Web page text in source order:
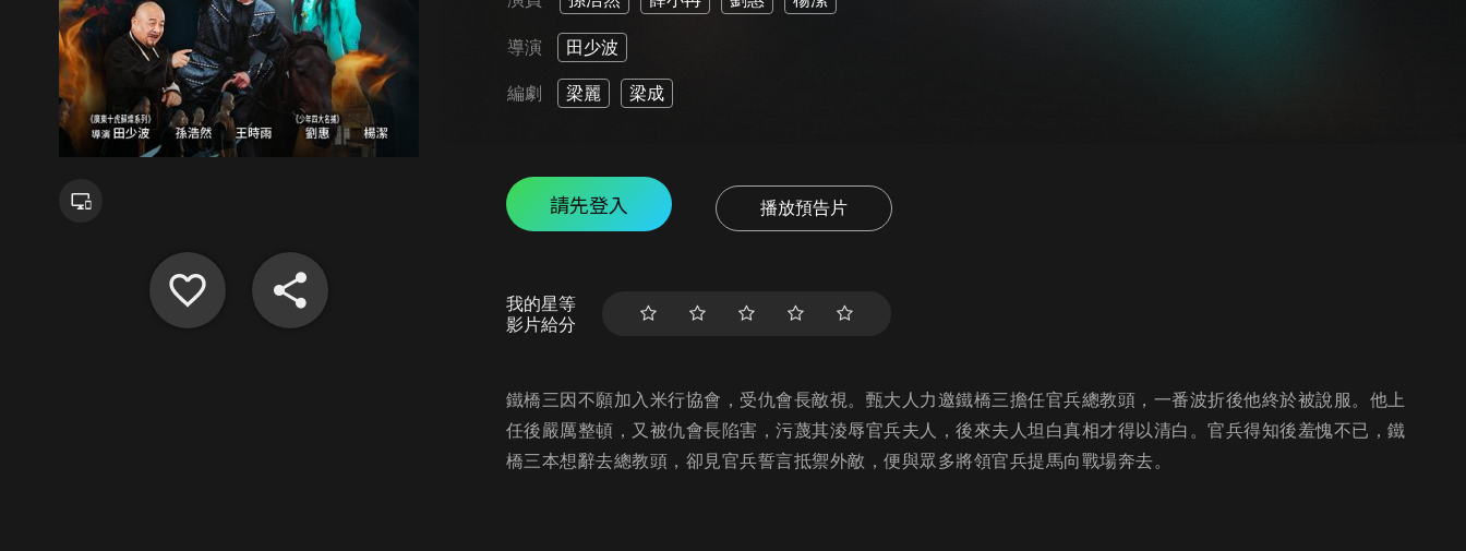
導演 田少波
編劇 梁麗 梁成
請先登入 播放預告片
我的星等
影片給分
鐵橋三因不願加入米行協會，受仇會長敵視。甄大人力邀鐵橋三擔任官兵總教頭，一番波折後他終於被說服。他上
任後嚴厲整頓，又被仇會長陷害，污蔑其淩辱官兵夫人，後來夫人坦白真相才得以清白。官兵得知後羞愧不已，鐵
橋三本想辭去總教頭，卻見官兵誓言抵禦外敵，便與眾多將領官兵提馬向戰場奔去。